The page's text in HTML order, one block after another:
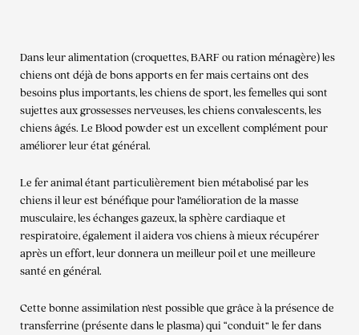
Dans leur alimentation (croquettes, BARF ou ration ménagère) les
chiens ont déjà de bons apports en fer mais certains ont des
besoins plus importants, les chiens de sport, les femelles qui sont
sujettes aux grossesses nerveuses, les chiens convalescents, les
chiens âgés. Le Blood powder est un excellent complément pour
améliorer leur état général.
Le fer animal étant particulièrement bien métabolisé par les
chiens il leur est bénéfique pour l’amélioration de la masse
musculaire, les échanges gazeux, la sphère cardiaque et
respiratoire, également il aidera vos chiens à mieux récupérer
après un effort, leur donnera un meilleur poil et une meilleure
santé en général.
Cette bonne assimilation n’est possible que grâce à la présence de
transferrine (présente dans le plasma) qui “conduit” le fer dans